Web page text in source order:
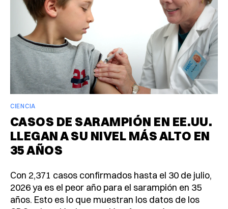
CIENCIA
CASOS DE SARAMPIÓN EN EE.UU.
LLEGAN A SU NIVEL MÁS ALTO EN
35 AÑOS
Con 2,371 casos confirmados hasta el 30 de julio,
2026 ya es el peor año para el sarampión en 35
años. Esto es lo que muestran los datos de los